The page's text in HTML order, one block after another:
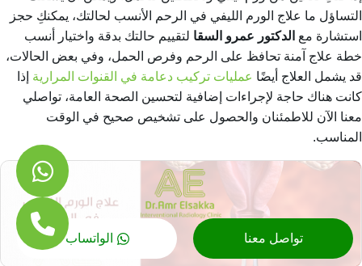
التساؤل ما علاج الورم الليفي في الرحم
الأنسب لحالتك، يمكنكِ حجز
استشارة مع الدكتور عمرو السقا لتقييم حالتك بدقة واختيار أنسب
خطة علاج آمنة تحافظ على الرحم وفرص الحمل، وفي بعض الحالات،
قد يشمل العلاج أيضًا عمليات تركيب دعامة في القنوات المرارية إذا
كانت هناك حاجة لإجراءات إضافية لتحسين الصحة العامة، تواصلي
معنا الآن للاطمئنان والحصول على تشخيص صحيح في الوقت
المناسب.
تواصل معنا الواتساب